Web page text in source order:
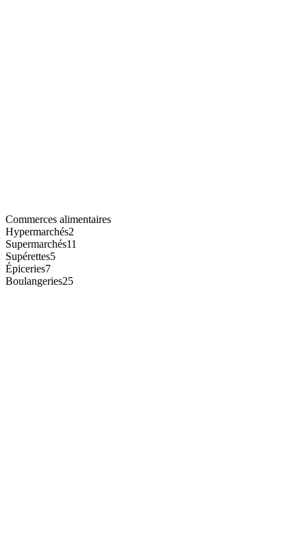
Commerces alimentaires
Hypermarchés2
Supermarchés11
Supérettes5
Épiceries7
Boulangeries25